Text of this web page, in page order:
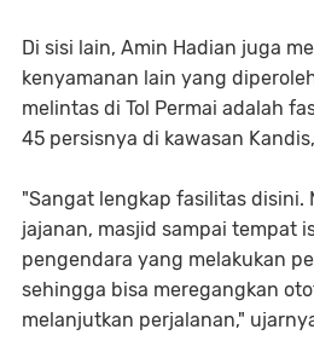
Di sisi lain, Amin Hadian juga
kenyamanan lain yang
melintas di Tol Permai adalah
45 persisnya di kawasan
"Sangat lengkap fasilitas disini.
jajanan, masjid sampai tempat
pengendara yang melakukan
sehingga bisa meregangkan
melanjutkan perjalanan,"